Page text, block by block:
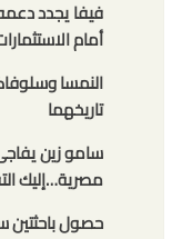
فيفا يجدد
أمام
النمسا
تاريخهما
سامو زين
مصرية…إليك
حصول باحثتين